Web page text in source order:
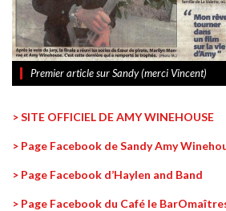
Premier article sur Sandy (merci Vincent)
> SITE OFFICIEL DE AMY WINEHOUSE
> Page Facebook de Sandy Amy
> Page Facebook d’Haylen and Band
> Page Facebook du Café le